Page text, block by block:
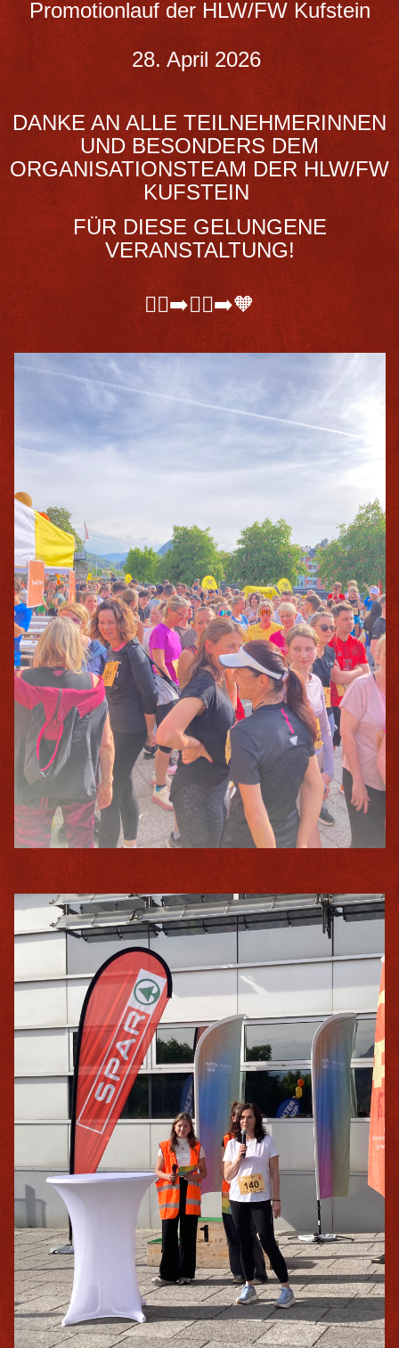
Promotionlauf der HLW/FW Kufstein
28. April 2026
DANKE AN ALLE TEILNEHMERINNEN
UND BESONDERS DEM
ORGANISATIONSTEAM DER HLW/FW
KUFSTEIN
FÜR DIESE GELUNGENE
VERANSTALTUNG!
🏃‍♀️‍➡️🏃‍♂️‍➡️🧡